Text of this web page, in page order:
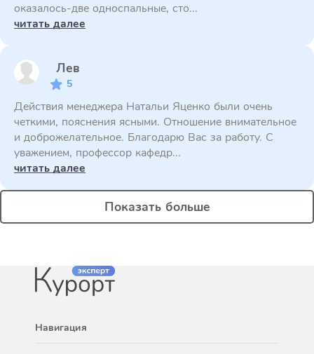
оказалось-две односпальные, сто...
читать далее
Лев
5
Действия менеджера Натальи Яценко были очень
четкими, пояснения ясными. Отношение внимательное
и доброжелательное. Благодарю Вас за работу. С
уважением, профессор кафедр...
читать далее
Показать больше
Навигация